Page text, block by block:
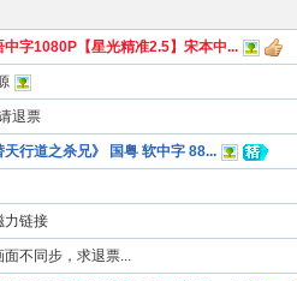
中字1080P【星光精准2.5】宋本中...
退票
天行道之杀兄》 国粤 软中字 88...
力链接
不同步，求退票...